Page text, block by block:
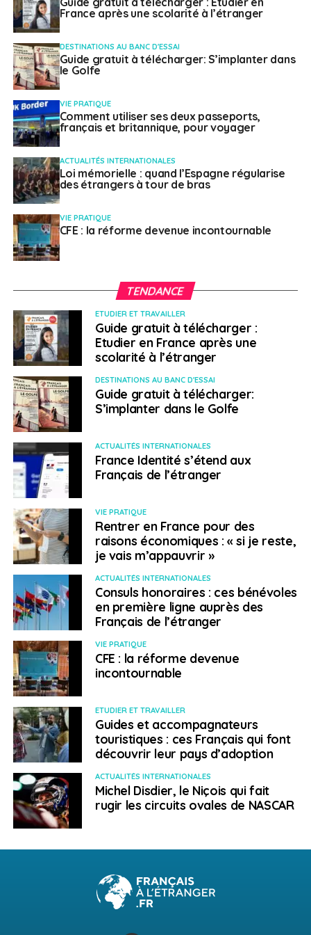
France après une scolarité à l’étranger
DESTINATIONS AU BANC D'ESSAI
Guide gratuit à télécharger: S’implanter dans
le Golfe
VIE PRATIQUE
Comment utiliser ses deux passeports,
français et britannique, pour voyager
ACTUALITÉS INTERNATIONALES
Loi mémorielle : quand l’Espagne régularise
des étrangers à tour de bras
VIE PRATIQUE
CFE : la réforme devenue incontournable
TENDANCE
ETUDIER ET TRAVAILLER
Guide gratuit à télécharger :
Etudier en France après une
scolarité à l’étranger
DESTINATIONS AU BANC D'ESSAI
Guide gratuit à télécharger:
S’implanter dans le Golfe
ACTUALITÉS INTERNATIONALES
France Identité s’étend aux
Français de l’étranger
VIE PRATIQUE
Rentrer en France pour des
raisons économiques : « si je reste,
je vais m’appauvrir »
ACTUALITÉS INTERNATIONALES
Consuls honoraires : ces bénévoles
en première ligne auprès des
Français de l’étranger
VIE PRATIQUE
CFE : la réforme devenue
incontournable
ETUDIER ET TRAVAILLER
Guides et accompagnateurs
touristiques : ces Français qui font
découvrir leur pays d’adoption
ACTUALITÉS INTERNATIONALES
Michel Disdier, le Niçois qui fait
rugir les circuits ovales de NASCAR